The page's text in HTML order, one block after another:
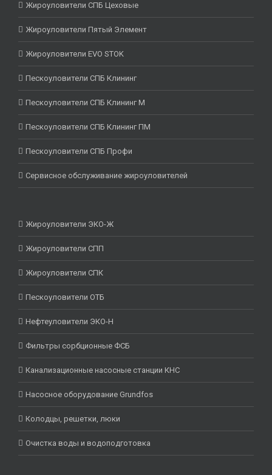
Жироуловители СПБ Цеховые
Жироуловители Пятый Элемент
Жироуловители EVO STOK
Пескоуловители СПБ Клининг
Пескоуловители СПБ Клининг М
Пескоуловители СПБ Клининг ПМ
Пескоуловители СПБ Профи
Сервисное обслуживание жироуловителей
Жироуловители ЭКО-Ж
Жироуловители СПП
Жироуловители СПК
Пескоуловители ОТБ
Нефтеуловители ЭКО-Н
Фильтры сорбционные ФСБ
Канализационные насосные станции КНС
Насосное оборудование Grundfos
Колодцы, решетки, люки
Очистка воды и водоподготовка